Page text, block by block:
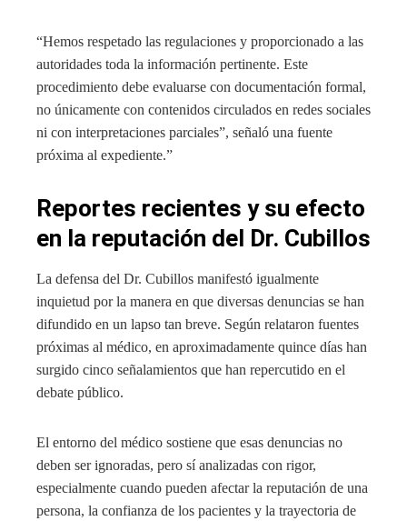
“Hemos respetado las regulaciones y proporcionado a las
autoridades toda la información pertinente. Este
procedimiento debe evaluarse con documentación formal,
no únicamente con contenidos circulados en redes sociales
ni con interpretaciones parciales”, señaló una fuente
próxima al expediente.”
Reportes recientes y su efecto
en la reputación del Dr. Cubillos
La defensa del Dr. Cubillos manifestó igualmente
inquietud por la manera en que diversas denuncias se han
difundido en un lapso tan breve. Según relataron fuentes
próximas al médico, en aproximadamente quince días han
surgido cinco señalamientos que han repercutido en el
debate público.
El entorno del médico sostiene que esas denuncias no
deben ser ignoradas, pero sí analizadas con rigor,
especialmente cuando pueden afectar la reputación de una
persona, la confianza de los pacientes y la trayectoria de